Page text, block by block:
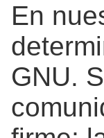
En
GNU.